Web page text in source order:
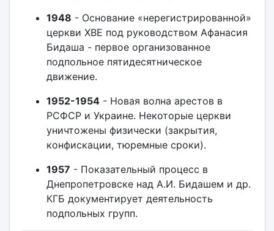
1948 - Основание «нерегистрированной»
церкви ХВЕ под руководством Афанасия
Бидаша - первое организованное
подпольное пятидесятническое
движение.
1952-1954- Новая волна арестов в
РСФСР и Украине. Некоторые церкви
уничтожены физически (закрытия,
конфискации, тюремные сроки).
1957 - Показательный процесс в
Днепропетровске над А.И. Бидашем и др.
КГБ документирует деятельность
подпольных групп.